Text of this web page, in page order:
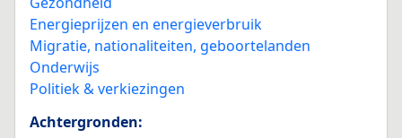
Energieprijzen en energieverbruik
Migratie, nationaliteiten, geboortelanden
Onderwijs
Politiek & verkiezingen
Achtergronden: